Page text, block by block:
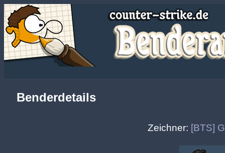
Benderdetails
Zeichner: [BTS]